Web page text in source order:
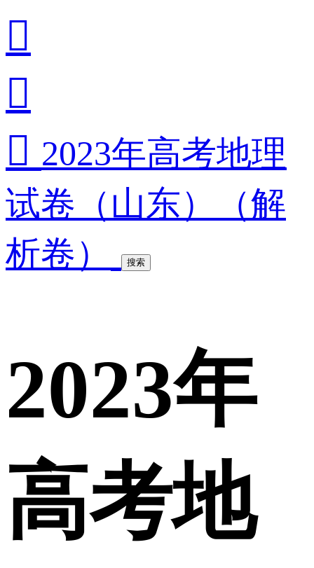


 2023年高考地理
试卷（山东）（解
析卷）
搜索
2023年
高考地